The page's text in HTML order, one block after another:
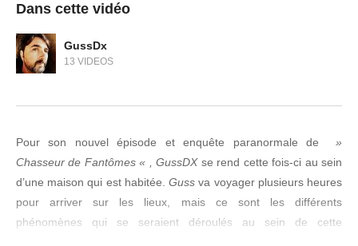
Dans cette vidéo
GussDx
13 VIDEOS
Pour son nouvel épisode et enquête paranormale de »
Chasseur de Fantômes « , GussDXse rend cette fois-ci au sein
d’une maison qui est habitée.Guss va voyager plusieurs heures
pour arriver sur les lieux, mais ce sont les différents
phénomènes qui se seraient déroulés au sein de cette